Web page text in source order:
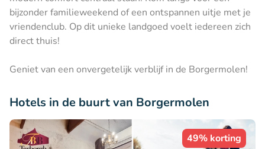
bijzonder familieweekend of een ontspannen uitje met je
vriendenclub. Op dit unieke landgoed voelt iedereen zich
direct thuis!
Geniet van een onvergetelijk verblijf in de Borgermolen!
Hotels in de buurt van Borgermolen
49% korting